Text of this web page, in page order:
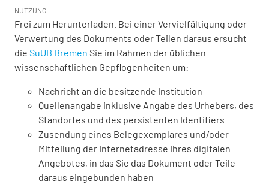
NUTZUNG
Frei zum Herunterladen. Bei einer Vervielfältigung oder
Verwertung des Dokuments oder Teilen daraus ersucht
die SuUB Bremen Sie im Rahmen der üblichen
wissenschaftlichen Gepflogenheiten um:
Nachricht an die besitzende Institution
Quellenangabe inklusive Angabe des Urhebers, des
Standortes und des persistenten Identifiers
Zusendung eines Belegexemplares und/oder
Mitteilung der Internetadresse Ihres digitalen
Angebotes, in das Sie das Dokument oder Teile
daraus eingebunden haben